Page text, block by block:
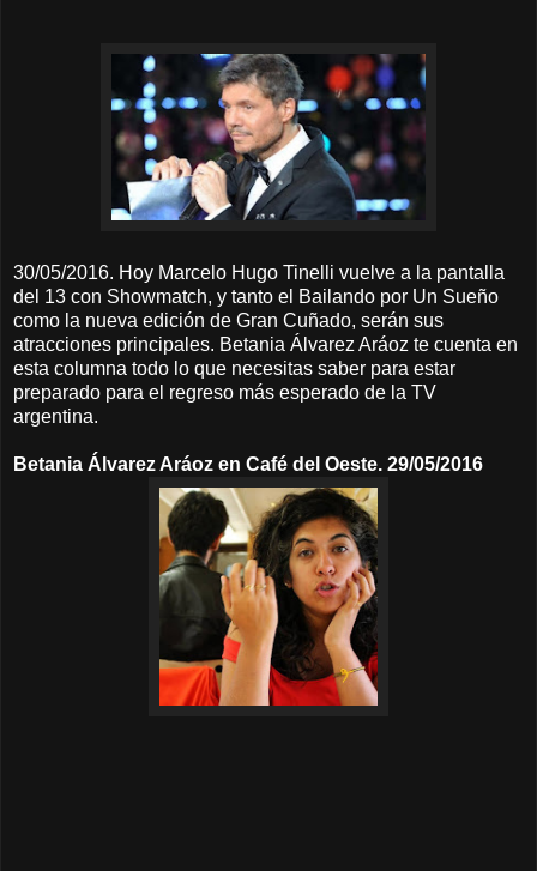
30/05/2016. Hoy Marcelo Hugo Tinelli vuelve a la pantalla
del 13 con Showmatch, y tanto el Bailando por Un Sueño
como la nueva edición de Gran Cuñado, serán sus
atracciones principales. Betania Álvarez Aráoz te cuenta en
esta columna todo lo que necesitas saber para estar
preparado para el regreso más esperado de la TV
argentina.
Betania Álvarez Aráoz en Café del Oeste. 29/05/2016